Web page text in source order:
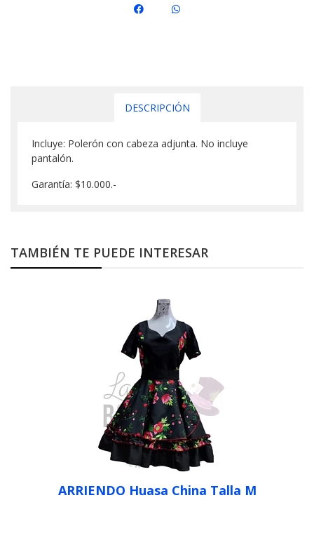
DESCRIPCIÓN
Incluye: Polerón con cabeza adjunta. No incluye
pantalón.
Garantía: $10.000.-
TAMBIÉN TE PUEDE INTERESAR
ARRIENDO Huasa China Talla M